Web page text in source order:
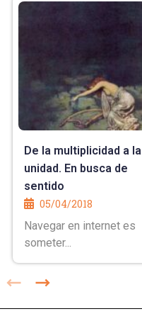
De la multiplicidad a la
unidad. En busca de
sentido
05/04/2018
Navegar en internet es
someter...